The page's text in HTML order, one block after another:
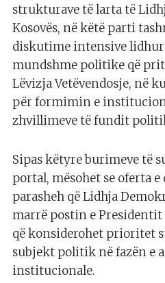
strukturave të larta të
Kosovës, në këtë parti
diskutime intensive lidhur
mundshme politike që
Lëvizja Vetëvendosje, në
për formimin e
zhvillimeve të fundit
Sipas këtyre burimeve të
portal, mësohet se oferta
parasheh që Lidhja
marrë postin e Presidentit
që konsiderohet prioritet
subjekt politik në fazën e
institucionale.